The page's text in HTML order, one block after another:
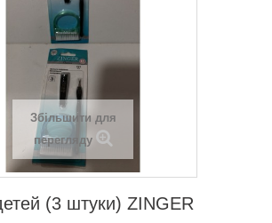
Збільшити для
перегляду
(3 штуки) ZINGER